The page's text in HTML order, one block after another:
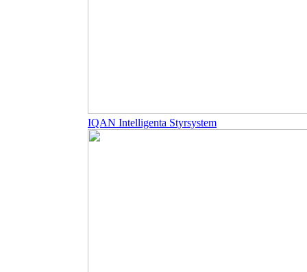
IQAN Intelligenta Styrsystem